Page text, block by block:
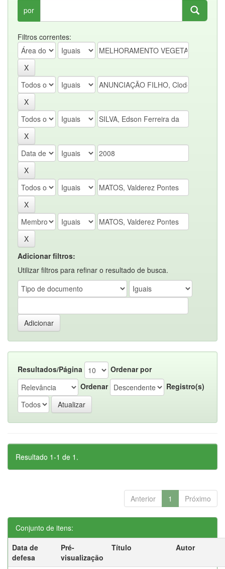
por
Filtros correntes:
Adicionar filtros:
Utilizar filtros para refinar o resultado de busca.
Resultados/Página
Ordenar por
Ordenar
Registro(s)
Resultado 1-1 de 1.
Anterior 1 Próximo
Conjunto de itens:
Data de
defesa
Pré-
visualização
Título Autor